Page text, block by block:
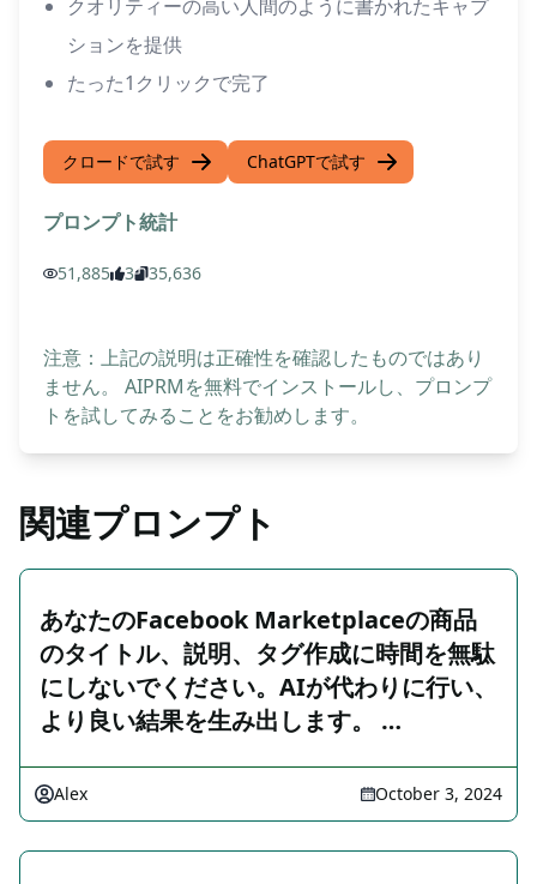
クオリティーの高い人間のように書かれたキャプ
ションを提供
たった1クリックで完了
クロードで試す ChatGPTで試す
プロンプト統計
51,885 3 35,636
注意：上記の説明は正確性を確認したものではあり
ません。 AIPRMを無料でインストールし、プロンプ
トを試してみることをお勧めします。
関連プロンプト
あなたのFacebook Marketplaceの商品
のタイトル、説明、タグ作成に時間を無駄
にしないでください。AIが代わりに行い、
より良い結果を生み出します。 …
Alex October 3, 2024